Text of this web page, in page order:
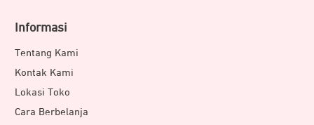
Informasi
Tentang Kami
Kontak Kami
Lokasi Toko
Cara Berbelanja